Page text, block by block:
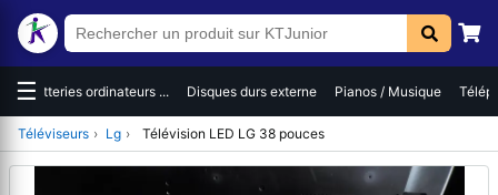
☰Batteries ordinateurs ... Disques durs externe Pianos / Musique
Téléviseurs › Lg › Télévision LED LG 38 pouces